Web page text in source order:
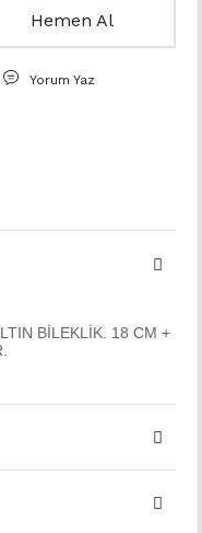
Hemen Al
Yorum Yaz
BİLEKLİK. 18 CM +